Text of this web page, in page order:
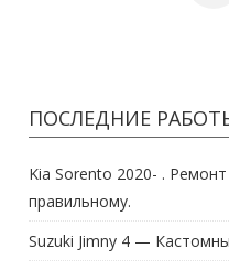
ПОСЛЕДНИЕ
Kia Sorento 2020- .
правильному.
Suzuki Jimny 4 —